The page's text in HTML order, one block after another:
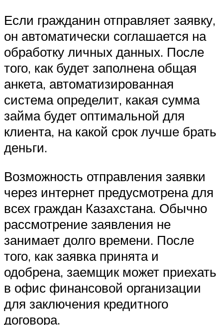
Если гражданин отправляет заявку,
он автоматически соглашается на
обработку личных данных. После
того, как будет заполнена общая
анкета, автоматизированная
система определит, какая сумма
займа будет оптимальной для
клиента, на какой срок лучше брать
деньги.
Возможность отправления заявки
через интернет предусмотрена для
всех граждан Казахстана. Обычно
рассмотрение заявления не
занимает долго времени. После
того, как заявка принята и
одобрена, заемщик может приехать
в офис финансовой организации
для заключения кредитного
договора.